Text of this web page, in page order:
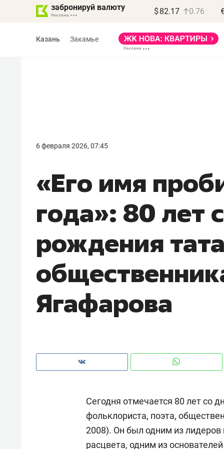
забронируй валюту $ 82.17 0.76
Казань Закамье
6 февраля 2026, 07:45
«Его имя
года»: 80 лет
рождения
Ягафарова
Сегодня отмечается 80 лет со
фольклориста, поэта,
2008). Он был одним из
расцвета, одним из
Рекомендуем
Опыт выживания в дикой
природе, работа
с ментальным и физическим
и
в